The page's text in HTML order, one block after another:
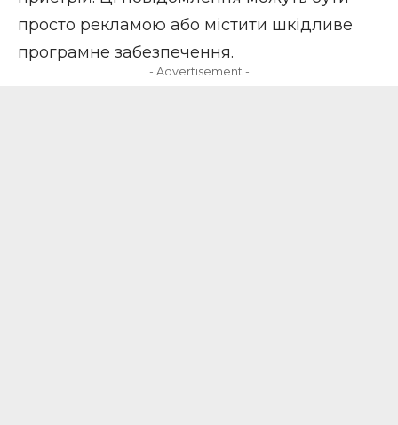
просто рекламою або містити шкідливе
програмне забезпечення.
- Advertisement -